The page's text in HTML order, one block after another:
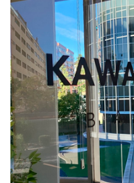
Partners
Mencions
Notícies
Mèdia
Altres edicions
clickNEWS